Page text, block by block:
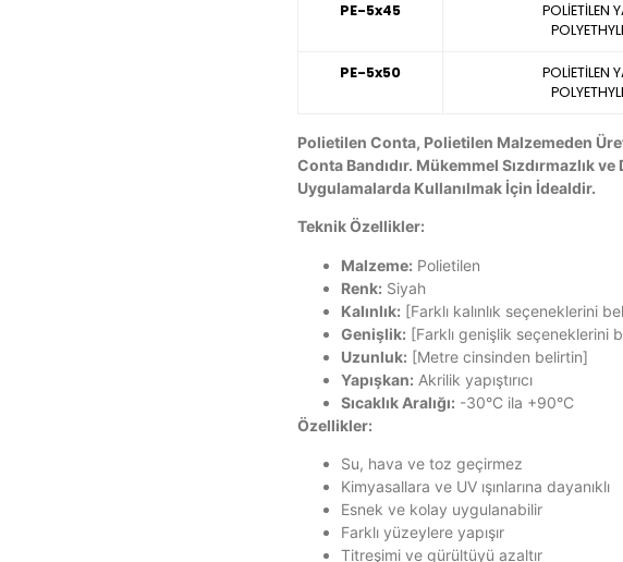
PE-5x45
POLİETİLEN
PE-5x50
POLİETİLEN
Polietilen Conta, Polietilen Malzemeden
Conta Bandıdır. Mükemmel Sızdırmazlık
Uygulamalarda Kullanılmak İçin İdealdir.
Teknik Özellikler:
Malzeme: Polietilen
Renk: Siyah
Kalınlık: [Farklı kalınlık seçeneklerini
Genişlik: [Farklı genişlik seçeneklerini
Uzunluk: [Metre cinsinden belirtin]
Yapışkan: Akrilik yapıştırıcı
Sıcaklık Aralığı: -30°C ila +90°C
Özellikler:
Su, hava ve toz geçirmez
Kimyasallara ve UV ışınlarına dayanıklı
Esnek ve kolay uygulanabilir
Farklı yüzeylere yapışır
Titreşimi ve gürültüyü azaltır